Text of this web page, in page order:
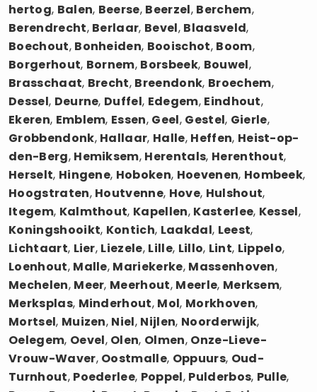
hertog, Balen, Beerse, Beerzel, Berchem,
Berendrecht, Berlaar, Bevel, Blaasveld,
Boechout, Bonheiden, Booischot, Boom,
Borgerhout, Bornem, Borsbeek, Bouwel,
Brasschaat, Brecht, Breendonk, Broechem,
Dessel, Deurne, Duffel, Edegem, Eindhout,
Ekeren, Emblem, Essen, Geel, Gestel, Gierle,
Grobbendonk, Hallaar, Halle, Heffen, Heist-op-
den-Berg, Hemiksem, Herentals, Herenthout,
Herselt, Hingene, Hoboken, Hoevenen, Hombeek,
Hoogstraten, Houtvenne, Hove, Hulshout,
Itegem, Kalmthout, Kapellen, Kasterlee, Kessel,
Koningshooikt, Kontich, Laakdal, Leest,
Lichtaart, Lier, Liezele, Lille, Lillo, Lint, Lippelo,
Loenhout, Malle, Mariekerke, Massenhoven,
Mechelen, Meer, Meerhout, Meerle, Merksem,
Merksplas, Minderhout, Mol, Morkhoven,
Mortsel, Muizen, Niel, Nijlen, Noorderwijk,
Oelegem, Oevel, Olen, Olmen, Onze-Lieve-
Vrouw-Waver, Oostmalle, Oppuurs, Oud-
Turnhout, Poederlee, Poppel, Pulderbos, Pulle,